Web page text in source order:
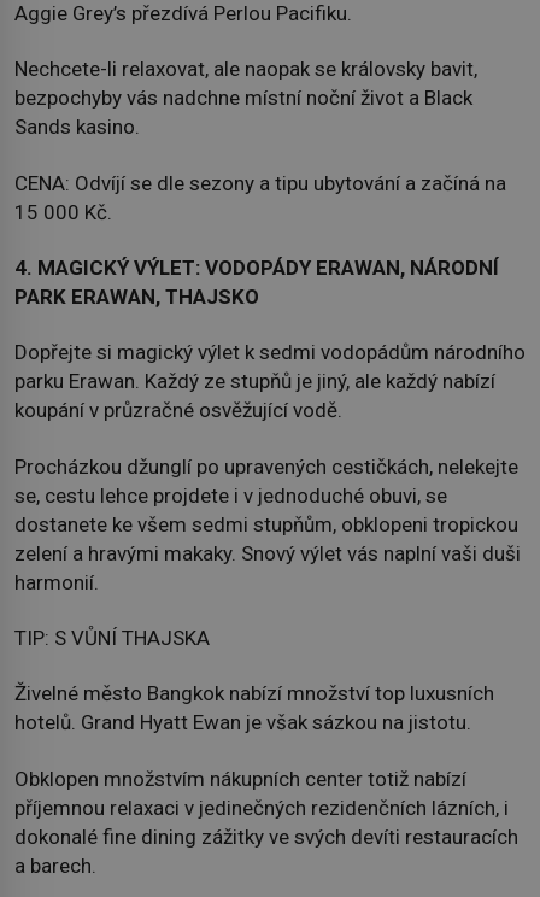
Aggie Grey’s přezdívá Perlou Pacifiku.
Nechcete-li relaxovat, ale naopak se královsky bavit,
bezpochyby vás nadchne místní noční život a Black
Sands kasino.
CENA: Odvíjí se dle sezony a tipu ubytování a začíná na
15 000 Kč.
4. MAGICKÝ VÝLET: VODOPÁDY ERAWAN, NÁRODNÍ
PARK ERAWAN, THAJSKO
Dopřejte si magický výlet k sedmi vodopádům národního
parku Erawan. Každý ze stupňů je jiný, ale každý nabízí
koupání v průzračné osvěžující vodě.
Procházkou džunglí po upravených cestičkách, nelekejte
se, cestu lehce projdete i v jednoduché obuvi, se
dostanete ke všem sedmi stupňům, obklopeni tropickou
zelení a hravými makaky. Snový výlet vás naplní vaši duši
harmonií.
TIP: S VŮNÍ THAJSKA
Živelné město Bangkok nabízí množství top luxusních
hotelů. Grand Hyatt Ewan je však sázkou na jistotu.
Obklopen množstvím nákupních center totiž nabízí
příjemnou relaxaci v jedinečných rezidenčních lázních, i
dokonalé fine dining zážitky ve svých devíti restauracích
a barech.